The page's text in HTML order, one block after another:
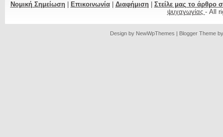
Νομική Σημείωση| Επικοινωνία| Διαφήμιση| Στείλε μας το άρθρο
ψυχαγωγίας - All
Design by NewWpThemes | Blogger Theme